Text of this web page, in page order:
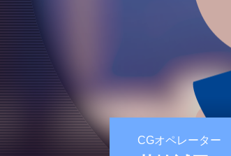
CGオペレーター